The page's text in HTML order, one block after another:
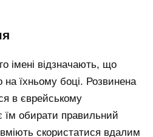
імені відзначають, що
на їхньому боці. Розвинена
в єврейському
їм обирати правильний
скористатися вдалим